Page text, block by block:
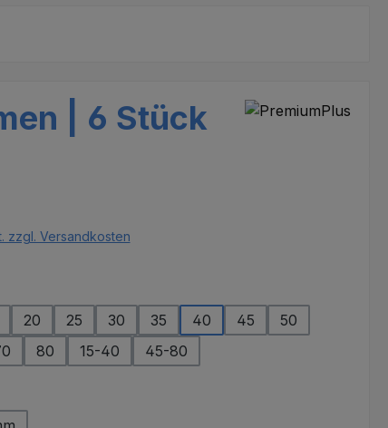
| 6 Stück
zzgl. Versandkosten
20 25 30 35 40 45
50
80 15-40 45-80